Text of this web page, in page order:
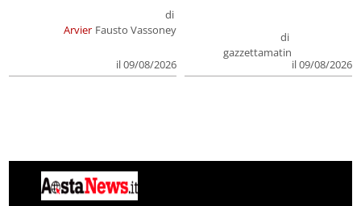
Arvier
di
Fausto Vassoney
il 09/08/2026
di
gazzettamatin
il 09/08/2026